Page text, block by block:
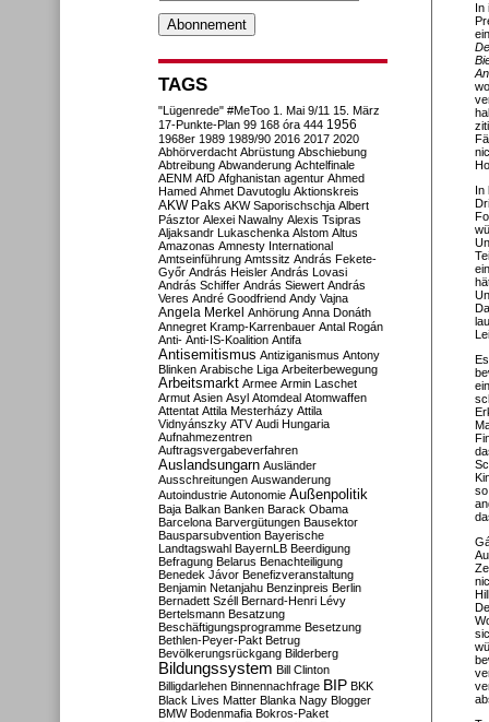
In
In
TAGS
"Lügenrede" #MeToo 1. Mai 9/11 15. März
17-Punkte-Plan 99 168 óra 444 1956
1968er 1989 1989/90 2016 2017 2020
Abhörverdacht Abrüstung Abschiebung
Abtreibung Abwanderung Achtelfinale
AENM AfD Afghanistan agentur Ahmed
Hamed Ahmet Davutoglu Aktionskreis
AKW Paks AKW Saporischschja Albert
Pásztor Alexei Nawalny Alexis Tsipras
Aljaksandr Lukaschenka Alstom Altus
Amazonas Amnesty International
Amtseinführung Amtssitz András Fekete-
Győr András Heisler András Lovasi
András Schiffer András Siewert András
Veres André Goodfriend Andy Vajna
Angela Merkel Anhörung Anna Donáth
Annegret Kramp-Karrenbauer Antal Rogán
Anti- Anti-IS-Koalition Antifa
Antisemitismus Antiziganismus Antony
Blinken Arabische Liga Arbeiterbewegung
Arbeitsmarkt Armee Armin Laschet
Armut Asien Asyl Atomdeal Atomwaffen
Attentat Attila Mesterházy Attila
Vidnyánszky ATV Audi Hungaria
Aufnahmezentren
Auftragsvergabeverfahren
Auslandsungarn Ausländer
Ausschreitungen Auswanderung
Autoindustrie Autonomie Außenpolitik
Baja Balkan Banken Barack Obama
Barcelona Barvergütungen Bausektor
Bausparsubvention Bayerische
Landtagswahl BayernLB Beerdigung
Befragung Belarus Benachteiligung
Benedek Jávor Benefizveranstaltung
Benjamin Netanjahu Benzinpreis Berlin
Bernadett Széll Bernard-Henri Lévy
Bertelsmann Besatzung
Beschäftigungsprogramme Besetzung
Bethlen-Peyer-Pakt Betrug
Bevölkerungsrückgang Bilderberg
Bildungssystem Bill Clinton
Billigdarlehen Binnennachfrage BIP BKK
Black Lives Matter Blanka Nagy Blogger
BMW Bodenmafia Bokros-Paket